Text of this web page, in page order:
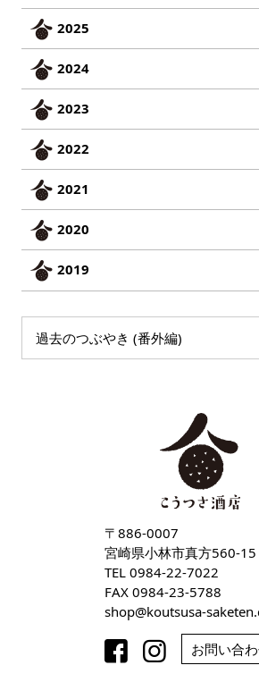
2025
2024
2023
2022
2021
2020
2019
過去のつぶやき (番外編)
〒886-0007
宮崎県小林市真方560-
TEL 0984-22-7022
FAX 0984-23-5788
shop
koutsusa-saketen
お問い合